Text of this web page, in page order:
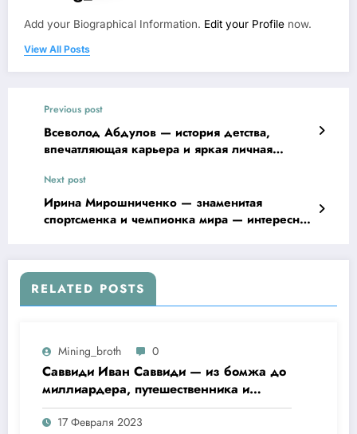
Add your Biographical Information. Edit your Profile now.
View All Posts
Previous post
Всеволод Абдулов — история детства,
впечатляющая карьера и яркая личная
Next post
Ирина Мирошниченко — знаменитая
спортсменка и чемпионка мира — интересная
RELATED POSTS
Mining_broth 0
Саввиди Иван Саввиди — из бомжа до
миллиардера, путешественника и
футбольного президента —
удивительная биография
17 Февраля 2023